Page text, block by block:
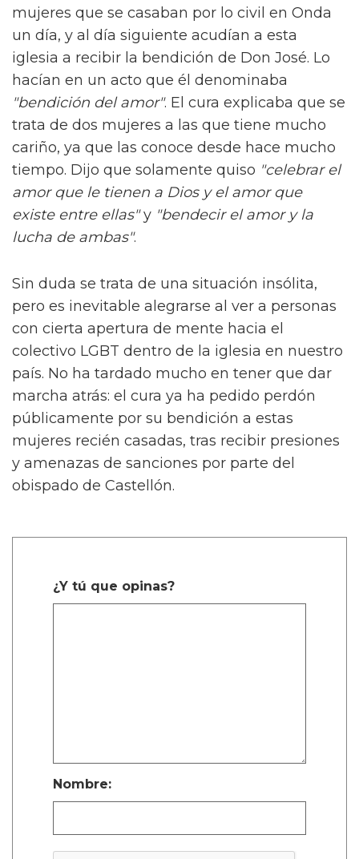
mujeres que se casaban por lo civil en Onda
un día, y al día siguiente acudían a esta
iglesia a recibir la bendición de Don José. Lo
hacían en un acto que él denominaba
"bendición del amor". El cura explicaba que se
trata de dos mujeres a las que tiene mucho
cariño, ya que las conoce desde hace mucho
tiempo. Dijo que solamente quiso "celebrar el
amor que le tienen a Dios y el amor que
existe entre ellas"y "bendecir el amor y la
lucha de ambas".
Sin duda se trata de una situación insólita,
pero es inevitable alegrarse al ver a personas
con cierta apertura de mente hacia el
colectivo LGBT dentro de la iglesia en nuestro
país. No ha tardado mucho en tener que dar
marcha atrás: el cura ya ha pedido perdón
públicamente por su bendición a estas
mujeres recién casadas, tras recibir presiones
y amenazas de sanciones por parte del
obispado de Castellón.
¿Y tú que opinas?
Nombre: